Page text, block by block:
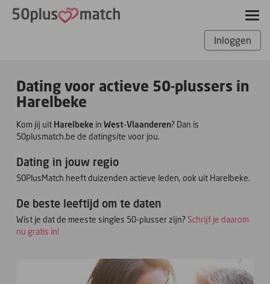
Inloggen
Dating voor actieve 50-plussers in
Harelbeke
Kom jij uit Harelbekein West-Vlaanderen? Dan is
50plusmatch.be de datingsite voor jou.
Dating in jouw regio
50PlusMatch heeft duizenden actieve leden, ook uit Harelbeke.
De beste leeftijd om te daten
Wist je dat de meeste singles 50-plusser zijn?Schrijf je daarom
nu gratis in!